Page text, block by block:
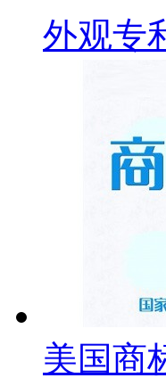
外观专
美国商